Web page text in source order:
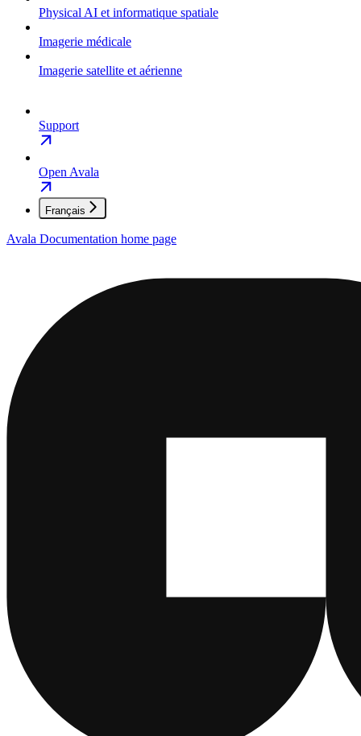
Physical AI et informatique spatiale
Imagerie médicale
Imagerie satellite et aérienne
Support
Open Avala
Français
Avala Documentation home page